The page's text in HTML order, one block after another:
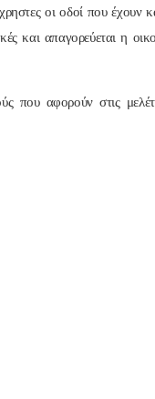
οι οδοί που έχουν
και απαγορεύεται η
που αφορούν στις